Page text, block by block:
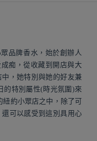
眾品牌香水，始於創辦人
痴，從收藏到開店與大
，她特別與她的好友兼
的特別屬性(時光氛圍)來
約小眾店之中，除了可
可以感受到這別具用心